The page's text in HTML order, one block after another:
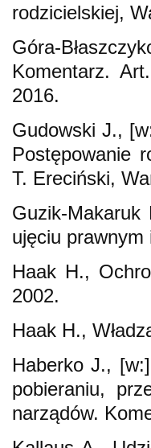
rodzicielskiej,
Góra-
Komentarz.
2016.
Gudowski J.,
Postępowanie
T. Ereciński,
Guzik-
ujęciu prawnym
Haak H.,
2002.
Haak H.,
Haberko J.,
pobieraniu,
narządów.